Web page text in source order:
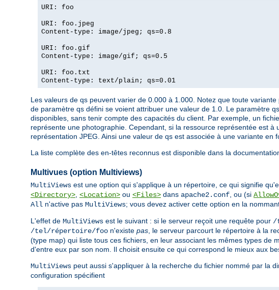
URI: foo
URI: foo.jpeg
Content-type: image/jpeg; qs=0.8
URI: foo.gif
Content-type: image/gif; qs=0.5
URI: foo.txt
Content-type: text/plain; qs=0.01
Les valeurs de qs peuvent varier de 0.000 à 1.000. Notez que toute
de paramètre qs défini se voient attribuer une valeur de 1.0. Le paramètre
disponibles, sans tenir compte des capacités du client. Par exemple, un
représente une photographie. Cependant, si la ressource représentée est
représentation JPEG. Ainsi une valeur de qs est associée à une variante
La liste complète des en-têtes reconnus est disponible dans la
Multivues (option Multiviews)
MultiViews est une option qui s'applique à un répertoire, ce qui signifie
<Directory>, <Location> ou <Files> dans apache2.conf, ou (si
All n'active pas MultiViews; vous devez activer cette option en la
L'effet de MultiViews est le suivant : si le serveur reçoit une requête pour /
/tel/répertoire/foo n'existe pas, le serveur parcourt le répertoire à la
(type map) qui liste tous ces fichiers, en leur associant les mêmes types
d'entre eux par son nom. Il choisit ensuite ce qui correspond le mieux aux
MultiViews peut aussi s'appliquer à la recherche du fichier nommé par la
configuration spécifient